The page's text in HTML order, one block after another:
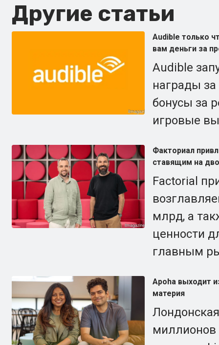
Другие статьи
Audible только
вам деньги за
Audible
награды
бонусы за
игровые
Факториал
ставящим на
Factorial
млрд, а
ценности
главным
Apoha выходит
материя
миллионов